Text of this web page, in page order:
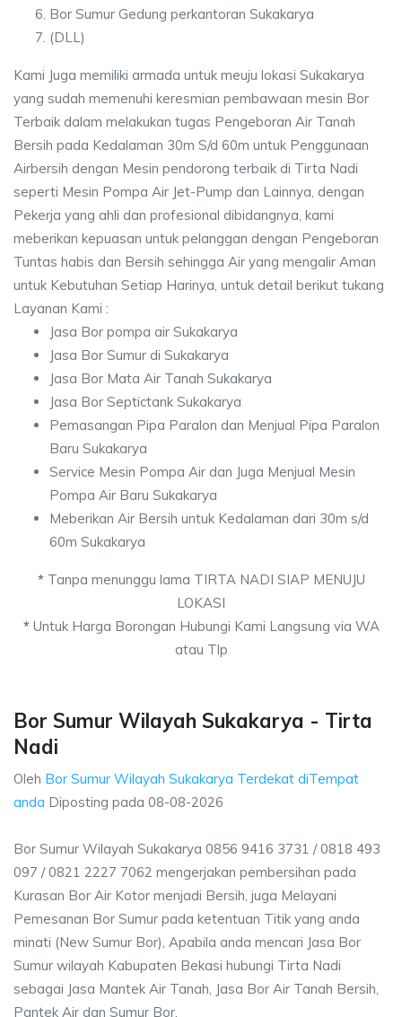
Bor Sumur Gedung perkantoran Sukakarya
(DLL)
Kami Juga memiliki armada untuk meuju lokasi Sukakarya
yang sudah memenuhi keresmian pembawaan mesin Bor
Terbaik dalam melakukan tugas Pengeboran Air Tanah
Bersih pada Kedalaman 30m S/d 60m untuk Penggunaan
Airbersih dengan Mesin pendorong terbaik di Tirta Nadi
seperti Mesin Pompa Air Jet-Pump dan Lainnya, dengan
Pekerja yang ahli dan profesional dibidangnya, kami
meberikan kepuasan untuk pelanggan dengan Pengeboran
Tuntas habis dan Bersih sehingga Air yang mengalir Aman
untuk Kebutuhan Setiap Harinya, untuk detail berikut tukang
Layanan Kami :
Jasa Bor pompa air Sukakarya
Jasa Bor Sumur di Sukakarya
Jasa Bor Mata Air Tanah Sukakarya
Jasa Bor Septictank Sukakarya
Pemasangan Pipa Paralon dan Menjual Pipa Paralon
Baru Sukakarya
Service Mesin Pompa Air dan Juga Menjual Mesin
Pompa Air Baru Sukakarya
Meberikan Air Bersih untuk Kedalaman dari 30m s/d
60m Sukakarya
*Tanpa menunggu lama TIRTA NADI SIAP MENUJU
LOKASI
*Untuk Harga Borongan Hubungi Kami Langsung via WA
atau Tlp
Bor Sumur Wilayah Sukakarya - Tirta
Nadi
Oleh Bor Sumur Wilayah Sukakarya Terdekat diTempat
anda Diposting pada 08-08-2026
Bor Sumur Wilayah Sukakarya 0856 9416 3731 / 0818 493
097 / 0821 2227 7062 mengerjakan pembersihan pada
Kurasan Bor Air Kotor menjadi Bersih, juga Melayani
Pemesanan Bor Sumur pada ketentuan Titik yang anda
minati (New Sumur Bor), Apabila anda mencari Jasa Bor
Sumur wilayah Kabupaten Bekasi hubungi Tirta Nadi
sebagai Jasa Mantek Air Tanah, Jasa Bor Air Tanah Bersih,
Pantek Air dan Sumur Bor.